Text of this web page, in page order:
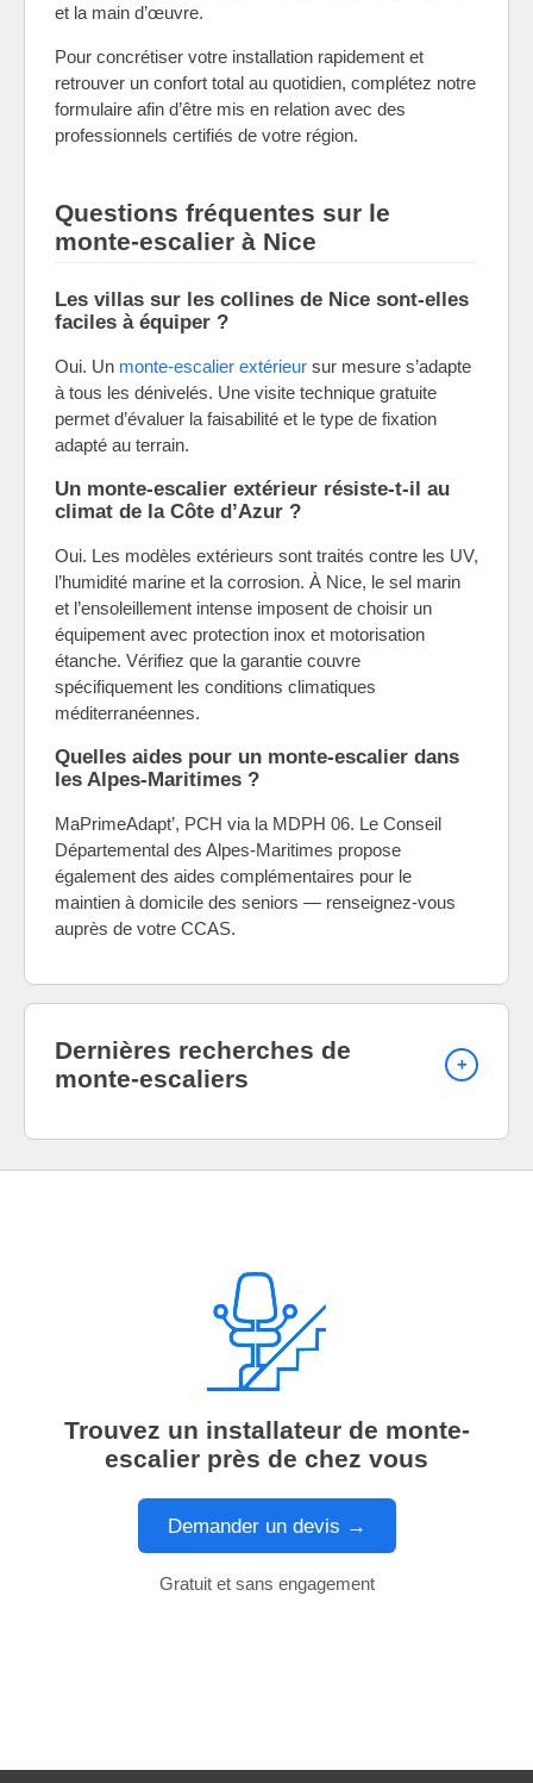
et la main d’œuvre.
Pour concrétiser votre installation rapidement et
retrouver un confort total au quotidien, complétez notre
formulaire afin d’être mis en relation avec des
professionnels certifiés de votre région.
Questions fréquentes sur le
monte-escalier à Nice
Les villas sur les collines de Nice sont-elles
faciles à équiper ?
Oui. Un monte-escalier extérieur sur mesure s’adapte
à tous les dénivelés. Une visite technique gratuite
permet d’évaluer la faisabilité et le type de fixation
adapté au terrain.
Un monte-escalier extérieur résiste-t-il au
climat de la Côte d’Azur ?
Oui. Les modèles extérieurs sont traités contre les UV,
l’humidité marine et la corrosion. À Nice, le sel marin
et l’ensoleillement intense imposent de choisir un
équipement avec protection inox et motorisation
étanche. Vérifiez que la garantie couvre
spécifiquement les conditions climatiques
méditerranéennes.
Quelles aides pour un monte-escalier dans
les Alpes-Maritimes ?
MaPrimeAdapt’, PCH via la MDPH 06. Le Conseil
Départemental des Alpes-Maritimes propose
également des aides complémentaires pour le
maintien à domicile des seniors — renseignez-vous
auprès de votre CCAS.
Dernières recherches de
monte-escaliers
Trouvez un installateur de monte-
escalier près de chez vous
Demander un devis →
Gratuit et sans engagement